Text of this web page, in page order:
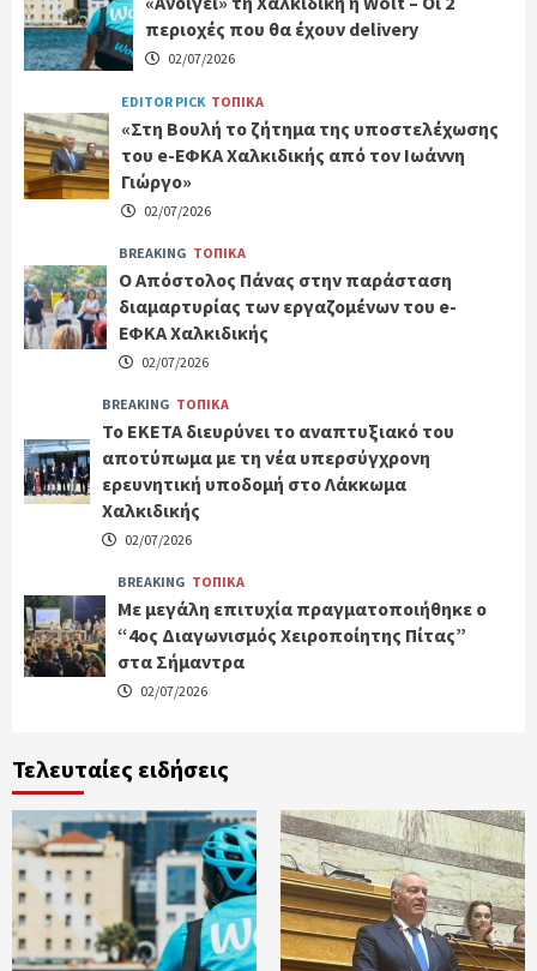
περιοχές που θα έχουν delivery
02/07/2026
EDITOR PICK ΤΟΠΙΚΑ
«Στη Βουλή το ζήτημα της υποστελέχωσης
του e-ΕΦΚΑ Χαλκιδικής από τον Ιωάννη
Γιώργο»
02/07/2026
BREAKING ΤΟΠΙΚΑ
Ο Απόστολος Πάνας στην παράσταση
διαμαρτυρίας των εργαζομένων του e-
ΕΦΚΑ Χαλκιδικής
02/07/2026
BREAKING ΤΟΠΙΚΑ
Το ΕΚΕΤΑ διευρύνει το αναπτυξιακό του
αποτύπωμα με τη νέα υπερσύγχρονη
ερευνητική υποδομή στο Λάκκωμα
Χαλκιδικής
02/07/2026
BREAKING ΤΟΠΙΚΑ
Με μεγάλη επιτυχία πραγματοποιήθηκε ο
“4ος Διαγωνισμός Χειροποίητης Πίτας”
στα Σήμαντρα
02/07/2026
Τελευταίες ειδήσεις